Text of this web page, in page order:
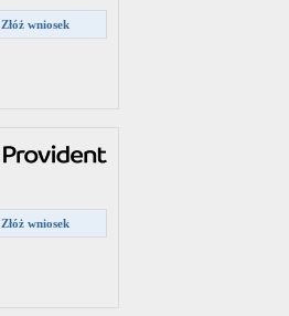
Złóż wniosek
Złóż wniosek